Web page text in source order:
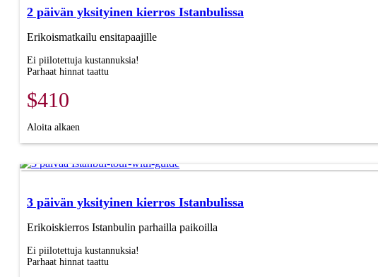
2 päivän yksityinen kierros Istanbulissa
Erikoismatkailu ensitapaajille
Ei piilotettuja kustannuksia!
Parhaat hinnat taattu
$410
Aloita alkaen
3 päivän yksityinen kierros Istanbulissa
Erikoiskierros Istanbulin parhailla paikoilla
Ei piilotettuja kustannuksia!
Parhaat hinnat taattu